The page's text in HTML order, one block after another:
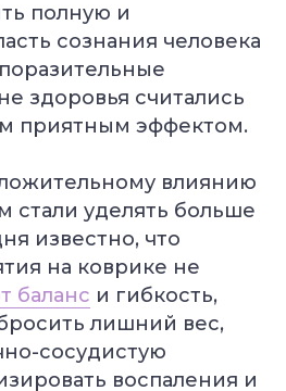
полную и
сознания человека
здоровья считались
приятным эффектом.
влиянию
стали уделять больше
известно, что
на коврике не
баланс и гибкость,
лишний вес,
сосудистую
воспаления и